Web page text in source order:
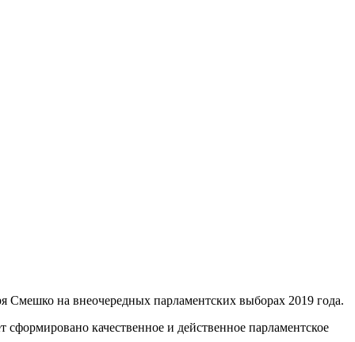
Смешко на внеочередных парламентских выборах 2019 года.
качественное и действенное парламентское